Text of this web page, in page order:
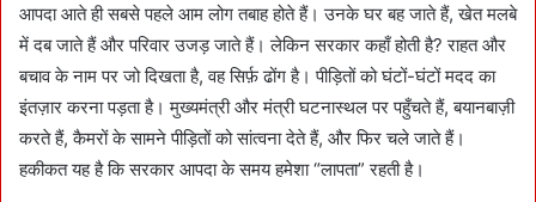
आपदा आते ही सबसे पहले आम लोग तबाह होते हैं। उनके घर बह जाते हैं, खेत मलबे
में दब जाते हैं और परिवार उजड़ जाते हैं। लेकिन सरकार कहाँ होती है? राहत और
बचाव के नाम पर जो दिखता है, वह सिर्फ़ ढोंग है। पीड़ितों को घंटों-घंटों मदद का
इंतज़ार करना पड़ता है। मुख्यमंत्री और मंत्री घटनास्थल पर पहुँचते हैं, बयानबाज़ी
करते हैं, कैमरों के सामने पीड़ितों को सांत्वना देते हैं, और फिर चले जाते हैं।
हकीकत यह है कि सरकार आपदा के समय हमेशा “लापता” रहती है।